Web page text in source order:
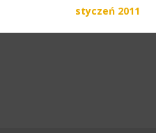
styczeń 2011